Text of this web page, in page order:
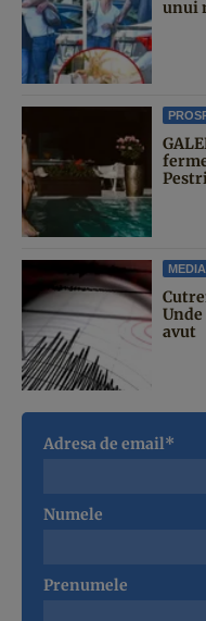
unui
avut
Adresa de email*
Numele
Prenumele